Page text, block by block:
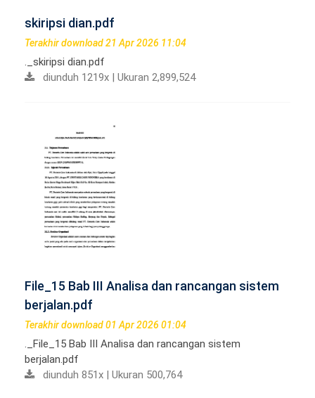
skiripsi dian.pdf
Terakhir download 21 Apr 2026 11:04
._skiripsi dian.pdf
diunduh 1219x | Ukuran 2,899,524
File_15 Bab III Analisa dan rancangan sistem
berjalan.pdf
Terakhir download 01 Apr 2026 01:04
._File_15 Bab III Analisa dan rancangan sistem
berjalan.pdf
diunduh 851x | Ukuran 500,764